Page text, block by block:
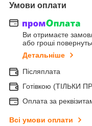
Умови оплати
Ви отримаєте
або гроші
Детальніше
Післяплата
Готівкою (ТІЛЬКИ
Оплата за
Всі умови оплати